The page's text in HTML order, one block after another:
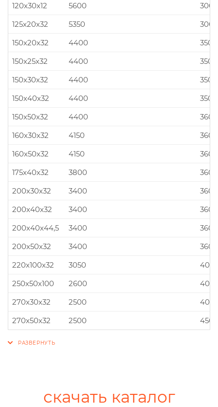
120x30x12
5600
125x20x32
5350
150x20x32
4400
150x25x32
4400
150x30x32
4400
150x40x32
4400
150x50x32
4400
160x30x32
4150
160x50x32
4150
175x40x32
3800
200x30x32
3400
200x40x32
3400
200x40x44,5
3400
200x50x32
3400
220x100x32
3050
250x50x100
2600
270x30x32
2500
270x50x32
2500
скачать каталог